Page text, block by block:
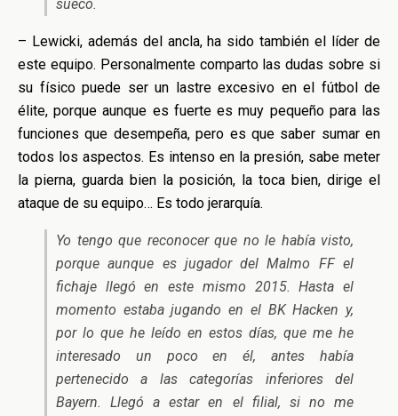
sueco.
– Lewicki, además del ancla, ha sido también el líder de
este equipo. Personalmente comparto las dudas sobre si
su físico puede ser un lastre excesivo en el fútbol de
élite, porque aunque es fuerte es muy pequeño para las
funciones que desempeña, pero es que saber sumar en
todos los aspectos. Es intenso en la presión, sabe meter
la pierna, guarda bien la posición, la toca bien, dirige el
ataque de su equipo… Es todo jerarquía.
Yo tengo que reconocer que no le había visto,
porque aunque es jugador del Malmo FF el
fichaje llegó en este mismo 2015. Hasta el
momento estaba jugando en el BK Hacken y,
por lo que he leído en estos días, que me he
interesado un poco en él, antes había
pertenecido a las categorías inferiores del
Bayern. Llegó a estar en el filial, si no me